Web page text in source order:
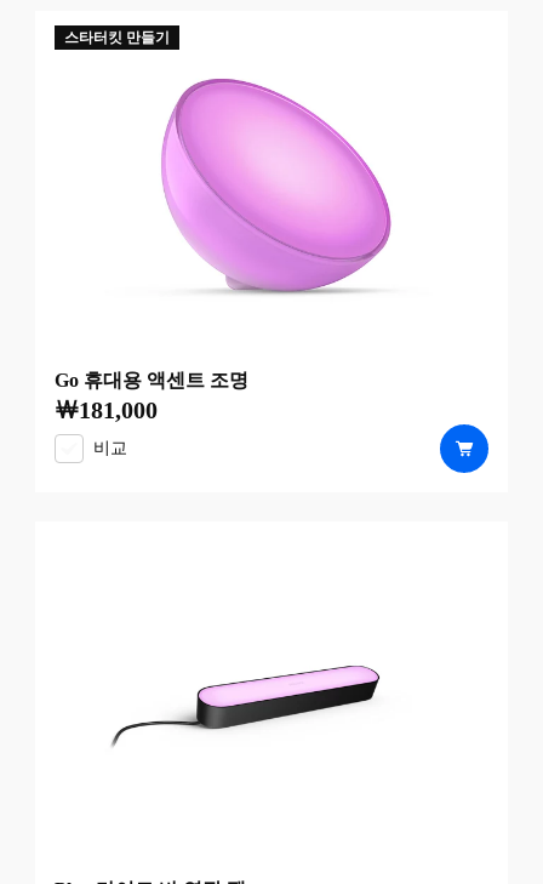
스타터킷 만들기
Go 휴대용 액센트 조명
현재 가격은 ￦181,000
￦181,000
비교